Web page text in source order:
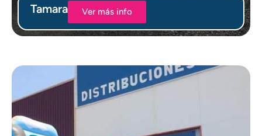
Tamara Ver más info